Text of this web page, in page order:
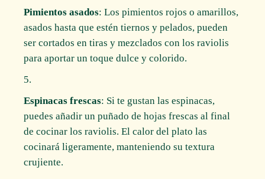
Pimientos asados: Los pimientos rojos o amarillos,
asados hasta que estén tiernos y pelados, pueden
ser cortados en tiras y mezclados con los raviolis
para aportar un toque dulce y colorido.
Espinacas frescas: Si te gustan las espinacas,
puedes añadir un puñado de hojas frescas al final
de cocinar los raviolis. El calor del plato las
cocinará ligeramente, manteniendo su textura
crujiente.